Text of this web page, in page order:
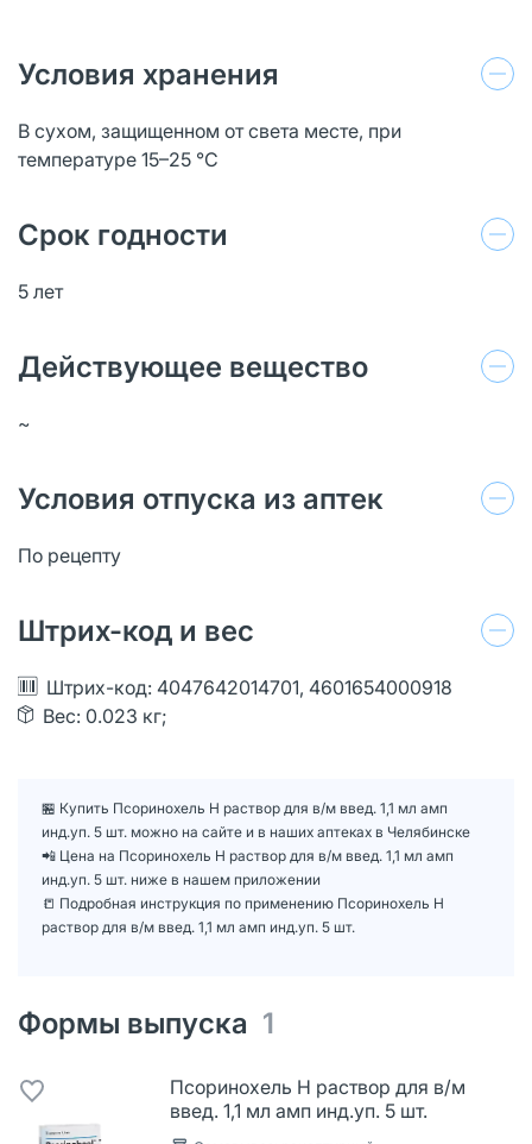
Условия хранения
В сухом, защищенном от света месте, при
температуре 15–25 °C
Срок годности
5 лет
Действующее вещество
~
Условия отпуска из аптек
По рецепту
Штрих-код и вес
Штрих-код: 4047642014701, 4601654000918
Вес: 0.023 кг;
🏪 Купить Псоринохель Н раствор для в/м введ. 1,1 мл амп
инд.уп. 5 шт. можно на сайте и в наших аптеках в Челябинске
📲 Цена на Псоринохель Н раствор для в/м введ. 1,1 мл амп
инд.уп. 5 шт. ниже в нашем приложении
📒 Подробная инструкция по применению Псоринохель Н
раствор для в/м введ. 1,1 мл амп инд.уп. 5 шт.
Формы выпуска 1
Псоринохель Н раствор для в/м
введ. 1,1 мл амп инд.уп. 5 шт.